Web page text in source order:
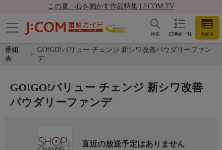
この夏、心を動かす作品特集 | J:COM TV
CS番組一覧 番組表
検索
番組
表
GO!GO!バリュー チェンジ 新シワ改善パウダリーファン
デ
GO!GO!バリュー チェンジ 新シワ改善
パウダリーファンデ
直近の放送予定はありません